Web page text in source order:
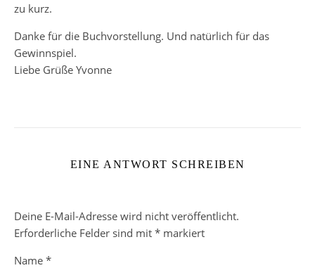
zu kurz.
Danke für die Buchvorstellung. Und natürlich für das
Gewinnspiel.
Liebe Grüße Yvonne
EINE ANTWORT SCHREIBEN
Deine E-Mail-Adresse wird nicht veröffentlicht.
Erforderliche Felder sind mit * markiert
Name *